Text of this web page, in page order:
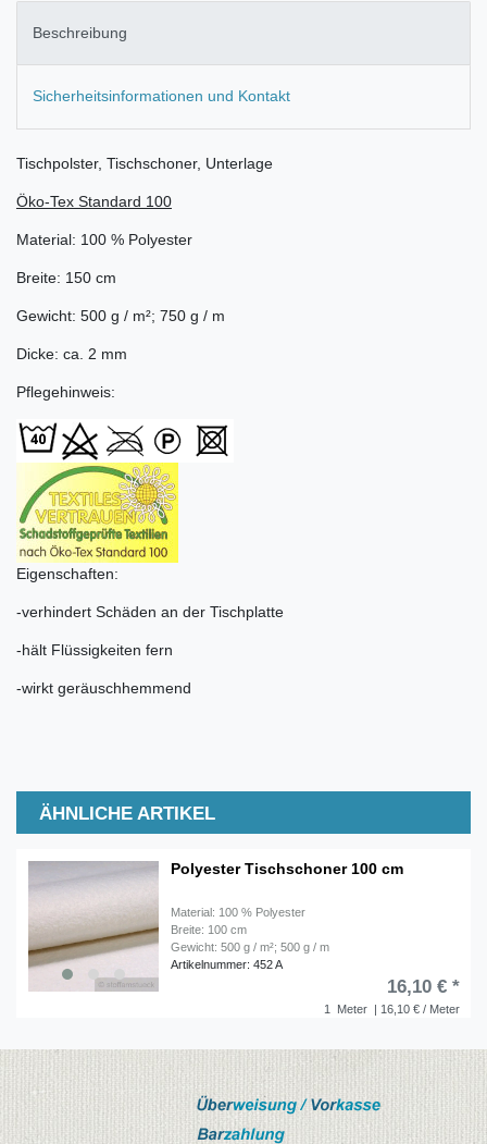
Beschreibung
Sicherheitsinformationen und Kontakt
Tischpolster, Tischschoner, Unterlage
Öko-Tex Standard 100
Material: 100 % Polyester
Breite: 150 cm
Gewicht: 500 g / m²; 750 g / m
Dicke: ca. 2 mm
Pflegehinweis:
Eigenschaften:
-verhindert Schäden an der Tischplatte
-hält Flüssigkeiten fern
-wirkt geräuschhemmend
ÄHNLICHE ARTIKEL
Polyester Tischschoner 100 cm
Material: 100 % Polyester
Breite: 100 cm
Gewicht: 500 g / m²; 500 g / m
Artikelnummer: 452 A
1 Meter | 16,10 € / Meter
16,10 € *